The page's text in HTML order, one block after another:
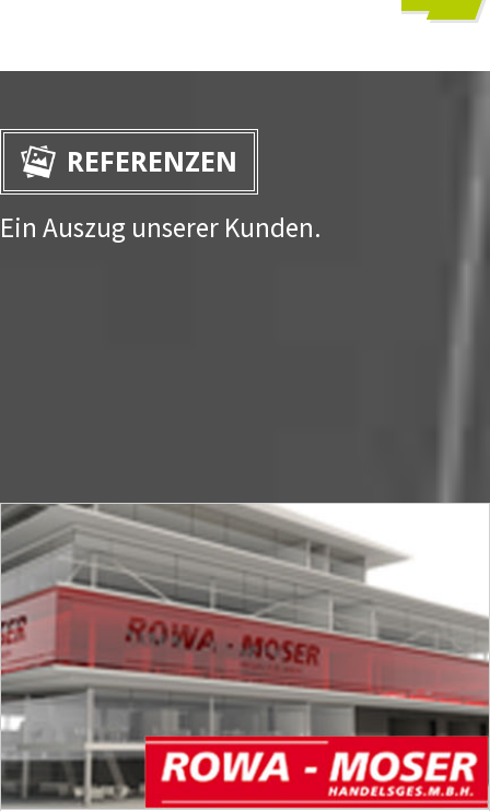
REFERENZEN
Ein Auszug unserer Kunden.